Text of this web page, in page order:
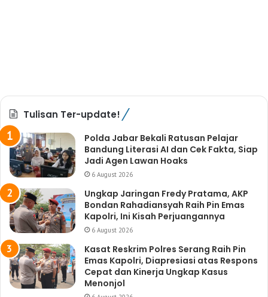
Tulisan Ter-update!
Polda Jabar Bekali Ratusan Pelajar
Bandung Literasi AI dan Cek Fakta, Siap
Jadi Agen Lawan Hoaks
6 August 2026
Ungkap Jaringan Fredy Pratama, AKP
Bondan Rahadiansyah Raih Pin Emas
Kapolri, Ini Kisah Perjuangannya
6 August 2026
Kasat Reskrim Polres Serang Raih Pin
Emas Kapolri, Diapresiasi atas Respons
Cepat dan Kinerja Ungkap Kasus
Menonjol